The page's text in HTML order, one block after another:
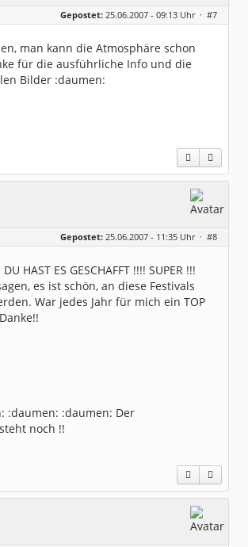
Gepostet: 25.06.2007 - 09:13 Uhr · #7
man kann die Atmosphäre schon
für die ausführliche Info und die
Bilder :daumen:
Gepostet: 25.06.2007 - 11:35 Uhr · #8
HAST ES GESCHAFFT !!!! SUPER !!!
es ist schön, an diese Festivals
War jedes Jahr für mich ein TOP
:daumen: :daumen: Der
noch !!